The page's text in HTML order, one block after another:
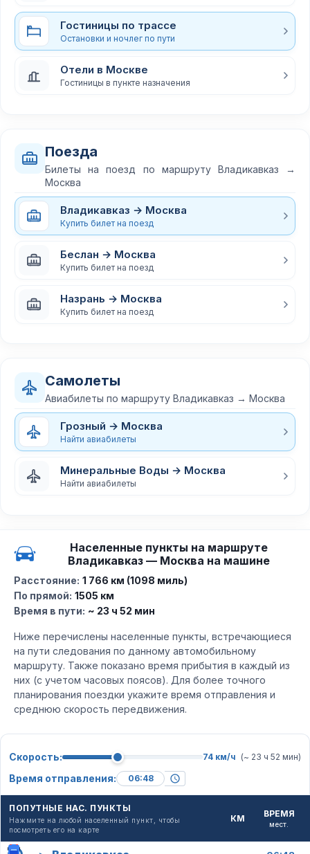
Гостиницы по трассе
Остановки и ночлег по пути
Отели в Москве
Гостиницы в пункте назначения
Поезда
Билеты на поезд по маршруту Владикавказ →
Москва
Владикавказ → Москва
Купить билет на поезд
Беслан → Москва
Купить билет на поезд
Назрань → Москва
Купить билет на поезд
Самолеты
Авиабилеты по маршруту Владикавказ → Москва
Грозный → Москва
Найти авиабилеты
Минеральные Воды → Москва
Найти авиабилеты
Населенные пункты на маршруте
Владикавказ — Москва на машине
Расстояние: 1 766 км (1098 миль)
По прямой: 1505 км
Время в пути: ~ 23 ч 52 мин
Ниже перечислены населенные пункты, встречающиеся
на пути следования по данному автомобильному
маршруту. Также показано время прибытия в каждый из
них (с учетом часовых поясов). Для более точного
планирования поездки укажите время отправления и
среднюю скорость передвижения.
Скорость: 74 км/ч (~ 23 ч 52 мин)
Время отправления:
ПОПУТНЫЕ НАС. ПУНКТЫ
Нажмите на любой населенный пункт, чтобы
посмотреть его на карте
КМ ВРЕМЯ
мест.